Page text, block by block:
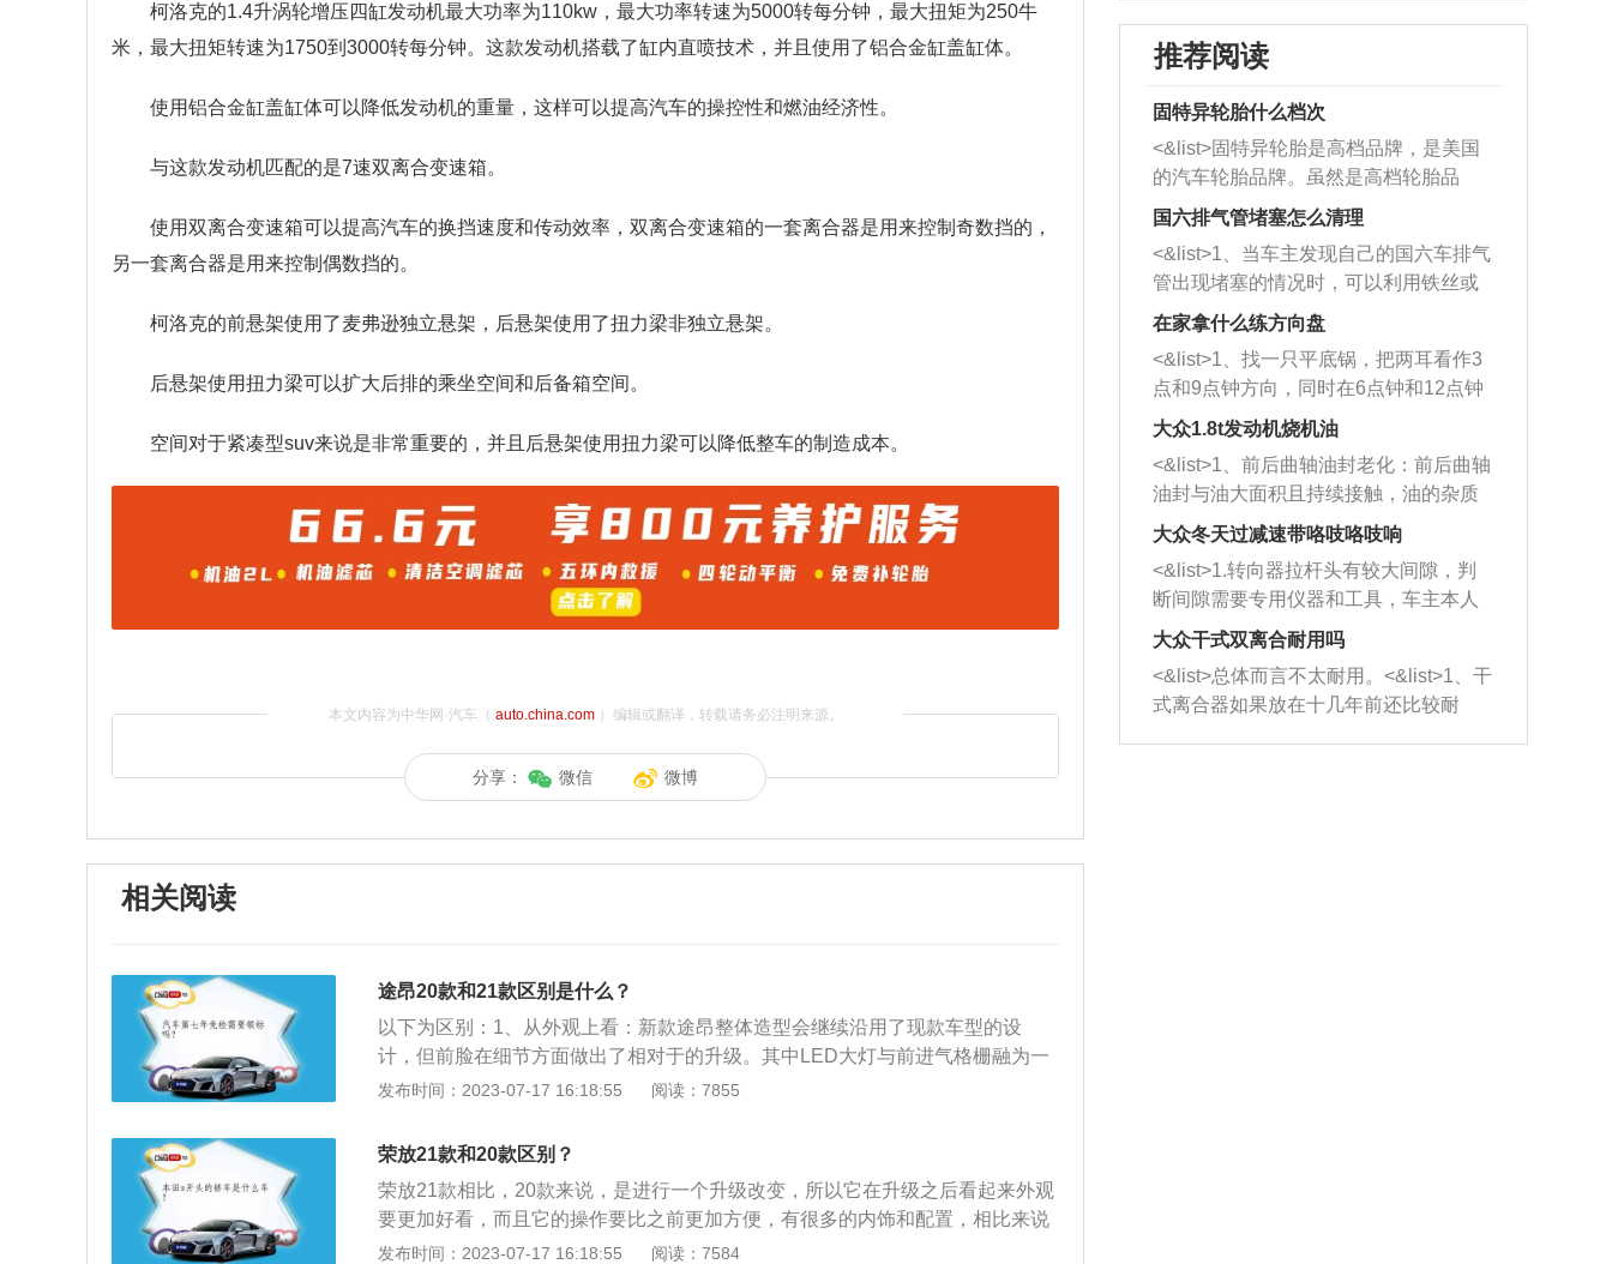
柯洛克的1.4升涡轮增压四缸发动机最大功率为110kw，最大功率转速为5000转每分钟，最大扭矩为250牛
米，最大扭矩转速为1750到3000转每分钟。这款发动机搭载了缸内直喷技术，并且使用了铝合金缸盖缸体。
使用铝合金缸盖缸体可以降低发动机的重量，这样可以提高汽车的操控性和燃油经济性。
与这款发动机匹配的是7速双离合变速箱。
使用双离合变速箱可以提高汽车的换挡速度和传动效率，双离合变速箱的一套离合器是用来控制奇数挡的，
另一套离合器是用来控制偶数挡的。
柯洛克的前悬架使用了麦弗逊独立悬架，后悬架使用了扭力梁非独立悬架。
后悬架使用扭力梁可以扩大后排的乘坐空间和后备箱空间。
空间对于紧凑型suv来说是非常重要的，并且后悬架使用扭力梁可以降低整车的制造成本。
本文内容为中华网·汽车（ auto.china.com）编辑或翻译，转载请务必注明来源。
分享： 微信 微博
相关阅读
途昂20款和21款区别是什么？
以下为区别：1、从外观上看：新款途昂整体造型会继续沿用了现款车型的设
计，但前脸在细节方面做出了相对于的升级。其中LED大灯与前进气格栅融为一
体，大灯内部的结构有所调整，图片车型可能是低配的缘故，因此并没有配备前
以输出137kW，申报油耗为7.3L/100km。其实在早前的340批申报名单中，途昂
X也早已经申报了2.0T162kW的高功率版（380TSI），所以预计途昂的动力也依
旧保持不变。
发布时间：2023-07-17 16:18:55 阅读：7855
荣放21款和20款区别？
荣放21款相比，20款来说，是进行一个升级改变，所以它在升级之后看起来外观
要更加好看，而且它的操作要比之前更加方便，有很多的内饰和配置，相比来说
价格也提高，21款的动力要更加足，因为它选择的发动机功率就要更大。具体区
发布时间：2023-07-17 16:18:55 阅读：7584
推荐阅读
固特异轮胎什么档次
<&list>固特异轮胎是高档品牌，是美国
的汽车轮胎品牌。虽然是高档轮胎品
牌，但是中高低端的轮胎都有生产，这
也是为了更好的开拓市场。
国六排气管堵塞怎么清理
<&list>1、当车主发现自己的国六车排气
管出现堵塞的情况时，可以利用铁丝或
者是细棍，直接将杂物给取出来，如果
堵塞情况比较严重，也可以采取应急措
施。 <&list>2、直接利用木棍将所有的
杂物推到排气管里面的位置处，然后将
三元催化器拆解开，就可以将堵塞的东
西取出来。但如果是因为积碳过多引起
的堵塞，就需要将三元催化器泡在草酸
洗剂对堵塞的情况得到解决，将清洗剂
放在燃油箱中，与燃油混合后，车辆启
动时，就可以和汽油一起进入到燃烧
室，最后形成废气排出，就可以让三元
催化器得到清洗，排气管堵塞的情况就
能够得到解决。
在家拿什么练方向盘
<&list>1、找一只平底锅，把两耳看作3
点和9点钟方向，同时在6点钟和12点钟
方向做一个标记。 <&list>2、双手握住
一圈半的练习，往右同样也要打相同的
圈数。 <&list>3、最后强调要反复练
习，这样就可以形成肌肉记忆，在真实
驾驶车辆时，不需要记忆也能打好方
向。
大众1.8t发动机烧机油
<&list>1、前后曲轴油封老化：前后曲轴
油封与油大面积且持续接触，油的杂质
和发动机内持续温度变化使其密封效果
逐渐减弱，导致渗油或漏油。<&list>2、
活塞间隙过大：积碳会使活塞环与缸体
的间隙扩大，导致机油流入燃烧室中，
造成烧机油。<&list>3、机油粘度。使用
机油粘度过小的话，同样会有烧机油现
象，机油粘度过小具有很好的流动性，
大众冬天过减速带咯吱咯吱响
<&list>1.转向器拉杆头有较大间隙，判
断间隙需要专用仪器和工具，车主本人
无法制作，需要将车辆送到修理厂或4s
店；<&list>2.车辆半轴套管防尘罩破
裂，破裂后会出现漏油现象，使半轴磨
损严重，磨损的半轴容易损坏，产生异
响；<&list>3.稳定器的转向胶套和球头
大众干式双离合耐用吗
<&list>总体而言不太耐用。<&list>1、干
式离合器如果放在十几年前还比较耐